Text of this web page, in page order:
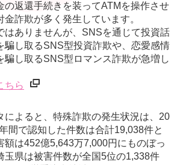
の返還手続きを装ってATMを操作させ
詐欺が多く発生しています。
はありませんが、SNSを通じて投資話
騙し取るSNS型投資詐欺や、恋愛感情
騙し取るSNS型ロマンス詐欺が急増し
ちら
によると、特殊詐欺の発生状況は、20
間で認知した件数は合計19,038件と
額は452億5,643万7,000円にものぼっ
玉県は被害件数が全国5位の1,338件